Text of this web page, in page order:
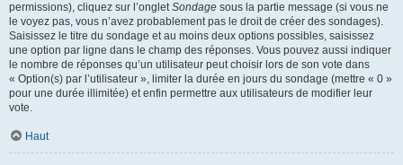
permissions), cliquez sur l’ongletSondage sous la partie message (si vous ne
le voyez pas, vous n’avez probablement pas le droit de créer des sondages).
Saisissez le titre du sondage et au moins deux options possibles, saisissez
une option par ligne dans le champ des réponses. Vous pouvez aussi indiquer
le nombre de réponses qu’un utilisateur peut choisir lors de son vote dans
« Option(s) par l’utilisateur », limiter la durée en jours du sondage (mettre « 0 »
pour une durée illimitée) et enfin permettre aux utilisateurs de modifier leur
vote.
Haut